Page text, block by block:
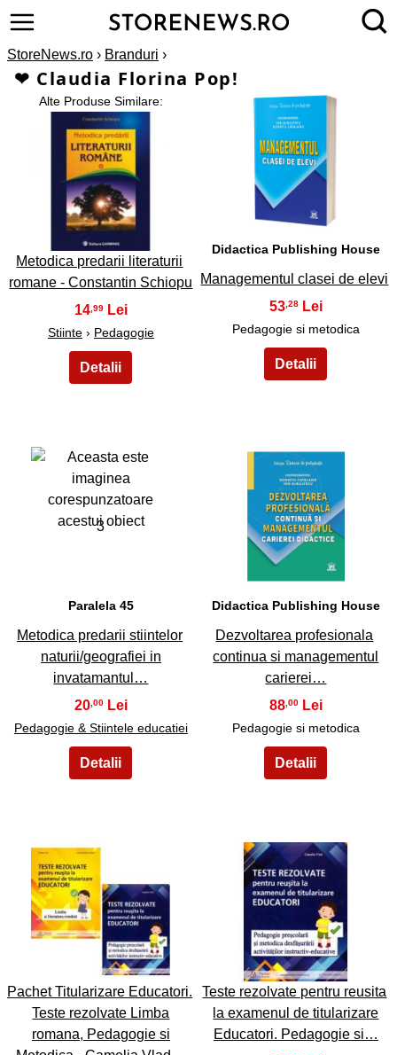
StoreNews.ro › Branduri ›
❤ Claudia Florina Pop!
Alte Produse Similare:
1
Metodica predarii literaturii
romane - Constantin Schiopu
14 ,99
Stiinte› Pedagogie
2
Didactica Publishing House
Managementul clasei de elevi
53,28
Pedagogie si metodica
3
Paralela 45
Metodica predarii stiintelor
naturii/geografiei in
invatamantul…
20,00
Pedagogie & Stiintele educatiei
4
Didactica Publishing House
Dezvoltarea profesionala
continua si managementul
carierei…
88,00
Pedagogie si metodica
Pachet Titularizare Educatori.
Teste rezolvate Limba
romana, Pedagogie si
Teste rezolvate pentru reusita
la examenul de titularizare
Educatori. Pedagogie si…